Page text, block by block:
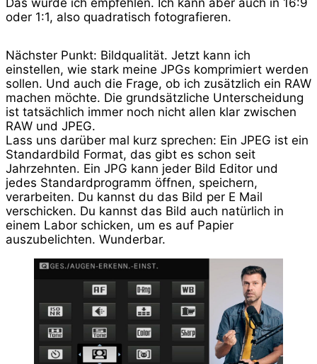
Das würde ich empfehlen. Ich kann aber auch in 16:9
oder 1:1, also quadratisch fotografieren.
Nächster Punkt: Bildqualität. Jetzt kann ich
einstellen, wie stark meine JPGs komprimiert werden
sollen. Und auch die Frage, ob ich zusätzlich ein RAW
machen möchte. Die grundsätzliche Unterscheidung
ist tatsächlich immer noch nicht allen klar zwischen
RAW und JPEG.
Lass uns darüber mal kurz sprechen: Ein JPEG ist ein
Standardbild Format, das gibt es schon seit
Jahrzehnten. Ein JPG kann jeder Bild Editor und
jedes Standardprogramm öffnen, speichern,
verarbeiten. Du kannst du das Bild per E Mail
verschicken. Du kannst das Bild auch natürlich in
einem Labor schicken, um es auf Papier
auszubelichten. Wunderbar.